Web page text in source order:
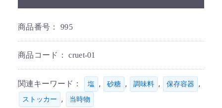
商品番号： 995
商品コード：cruet-01
関連キーワード： 塩 , 砂糖 , 調味料 , 保存容器 ,
ストッカー , 当時物